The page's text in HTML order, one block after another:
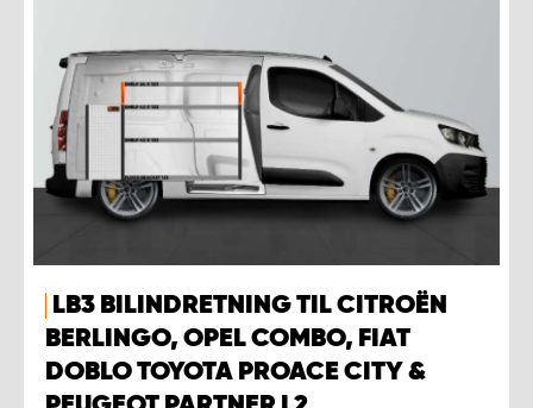
LB3 BILINDRETNING TIL CITROËN
BERLINGO, OPEL COMBO, FIAT
DOBLO TOYOTA PROACE CITY &